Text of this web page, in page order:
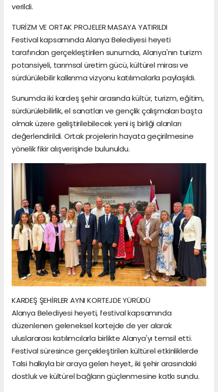
verildi.
TURİZM VE ORTAK PROJELER MASAYA YATIRILDI
Festival kapsamında Alanya Belediyesi heyeti
tarafından gerçekleştirilen sunumda, Alanya'nın turizm
potansiyeli, tarımsal üretim gücü, kültürel mirası ve
sürdürülebilir kalkınma vizyonu katılımcılarla paylaşıldı.
Sunumda iki kardeş şehir arasında kültür, turizm, eğitim,
sürdürülebilirlik, el sanatları ve gençlik çalışmaları başta
olmak üzere geliştirilebilecek yeni iş birliği alanları
değerlendirildi. Ortak projelerin hayata geçirilmesine
yönelik fikir alışverişinde bulunuldu.
KARDEŞ ŞEHİRLER AYNI KORTEJDE YÜRÜDÜ
Alanya Belediyesi heyeti, festival kapsamında
düzenlenen geleneksel kortejde de yer alarak
uluslararası katılımcılarla birlikte Alanya'yı temsil etti.
Festival süresince gerçekleştirilen kültürel etkinliklerde
Talsi halkıyla bir araya gelen heyet, iki şehir arasındaki
dostluk ve kültürel bağların güçlenmesine katkı sundu.